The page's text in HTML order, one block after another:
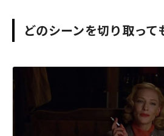
どのシーンを切り取って